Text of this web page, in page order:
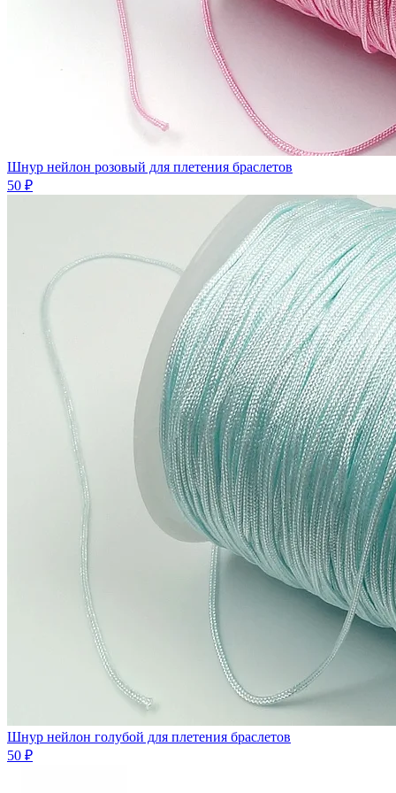
Шнур нейлон розовый для плетения браслетов
50 ₽
Шнур нейлон голубой для плетения браслетов
50 ₽